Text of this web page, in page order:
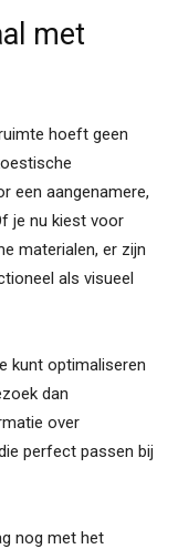
met
hoeft geen
een aangenamere,
je nu kiest voor
materialen, er zijn
als visueel
kunt optimaliseren
dan
over
perfect passen bij
nog met het